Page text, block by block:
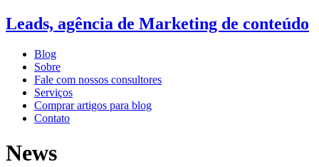
Leads, agência de Marketing de conteúdo
Blog
Sobre
Fale com nossos consultores
Serviços
Comprar artigos para blog
Contato
News